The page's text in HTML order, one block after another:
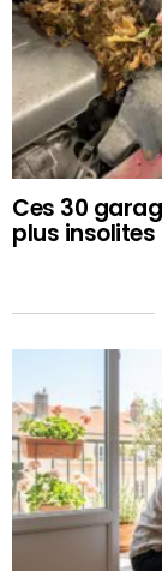
Ces 30
plus